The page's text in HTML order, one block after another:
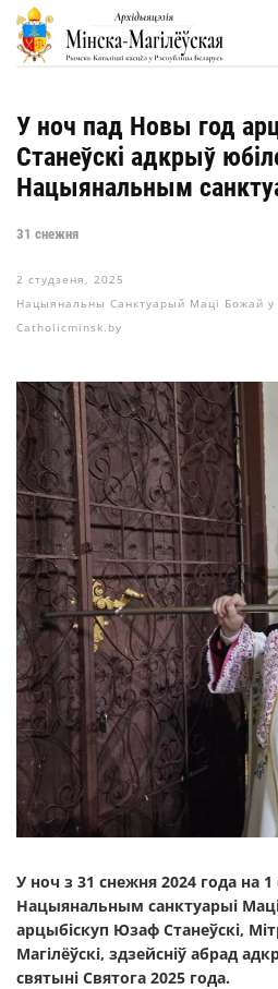
Skip to main content
У ноч пад Новы год
Станеўскі адкрыў
Нацыянальным
31 снежня
2 студзеня, 2025
Нацыянальны Санктуарый Маці Божай
Catholicminsk.by
У ноч з 31 снежня 2024 года на 1
Нацыянальным санктуарыі
арцыбіскуп Юзаф Станеўскі,
Магілёўскі, здзейсніў абрад
святыні Святога 2025 года.